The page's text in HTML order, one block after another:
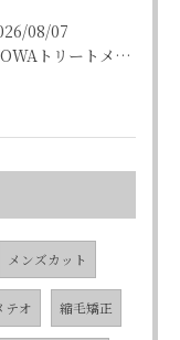
08/07
ULTOWAトリートメントで東京都中央区銀座の髪質改善を目指す人への効果と選び方ガイド
メンズカット
テオ 縮毛矯正